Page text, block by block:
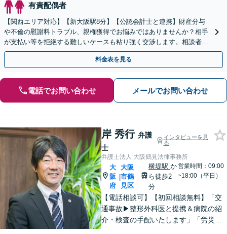
有責配偶者
【関西エリア対応】【新大阪駅8分】【公認会計士と連携】財産分与
や不倫の慰謝料トラブル、親権獲得でお悩みではありませんか？相手
が支払い等を拒絶する難しいケースも粘り強く交渉します。相談者の
お気持ちに寄り添い、最後まで徹底サポート！
料金表を見る
電話でお問い合わせ メールでお問い合わせ
岸 秀行 弁護
士
インタビューを見
る
弁護士法人 大阪鶴見法律事務所
大
阪
府
|
大阪
市鶴
見区
横堤駅 か
ら徒歩2
分
営業時間：09:00
~18:00（平日）
【電話相談可】【初回相談無料】「交
通事故▶︎整形外科医と提携＆病院の紹
介・検査の手配いたします」「労災の